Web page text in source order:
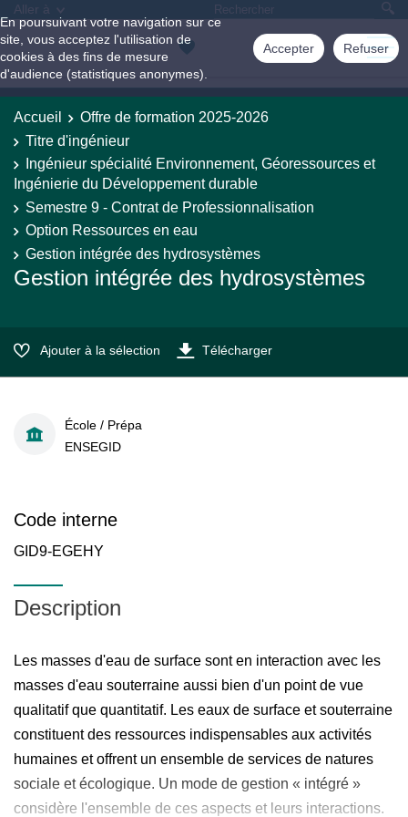
En poursuivant votre navigation sur ce
site, vous acceptez l'utilisation de
cookies à des fins de mesure
d'audience (statistiques anonymes).
Accepter Refuser
Aller à
Accueil
Offre de formation 2025-2026
Titre d'ingénieur
Ingénieur spécialité Environnement, Géoressources et
Ingénierie du Développement durable
Semestre 9 - Contrat de Professionnalisation
Option Ressources en eau
Gestion intégrée des hydrosystèmes
Gestion intégrée des hydrosystèmes
Ajouter à la sélection Télécharger
École / Prépa
ENSEGID
Code interne
GID9-EGEHY
Description
Les masses d'eau de surface sont en interaction avec les
masses d'eau souterraine aussi bien d'un point de vue
qualitatif que quantitatif. Les eaux de surface et souterraine
constituent des ressources indispensables aux activités
humaines et offrent un ensemble de services de natures
sociale et écologique. Un mode de gestion « intégré »
considère l'ensemble de ces aspects et leurs interactions.